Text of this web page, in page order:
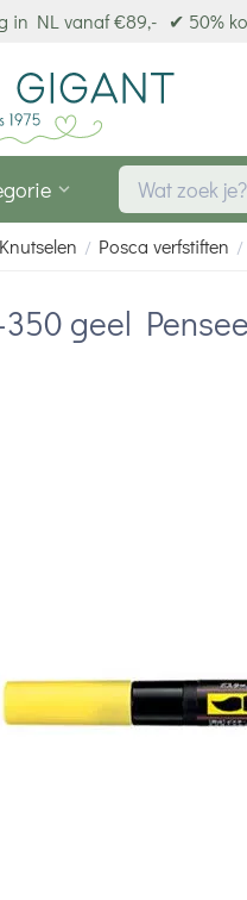
in NL vanaf €89,- ✔ 50%
/ Posca verfstiften /
350 geel